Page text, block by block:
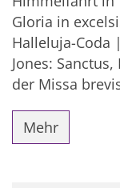
Gloria in
Halleluja-Coda
Jones:
der Missa
Mehr